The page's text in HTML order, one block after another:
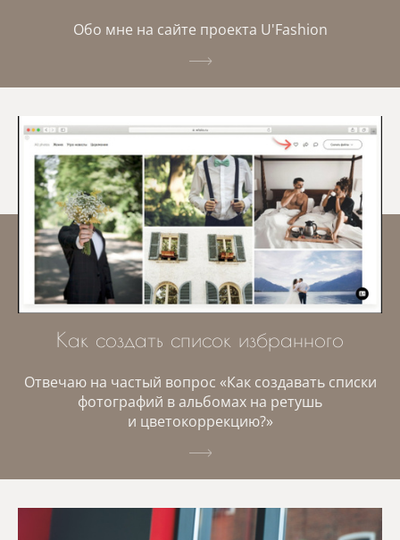
Обо мне на сайте проекта U'Fashion
Как создать список избранного
Отвечаю на частый вопрос «Как создавать списки
фотографий в альбомах на ретушь
и цветокоррекцию?»